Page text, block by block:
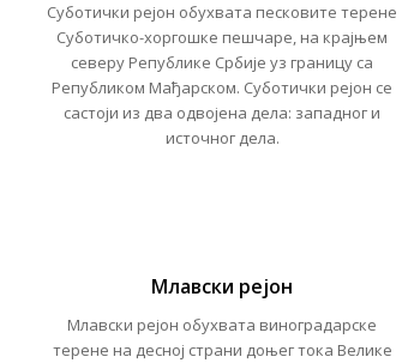
Суботички рејон обухвата песковите терене
Суботичко-хоргошке пешчаре, на крајњем
северу Републике Србије уз границу са
Републиком Мађарском. Суботички рејон се
састоји из два одвојена дела: западног и
источног дела.
Млавски рејон
Млавски рејон обухвата виноградарске
терене на десној страни доњег тока Велике